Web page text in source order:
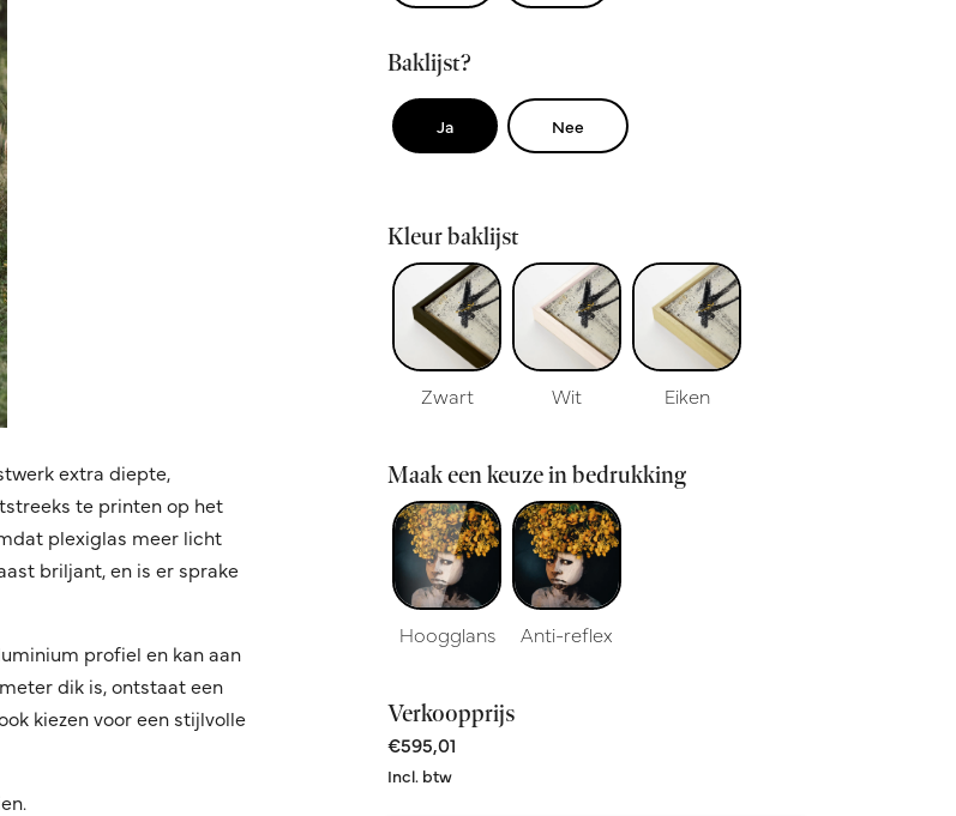
extra diepte,
te printen op het
plexiglas meer licht
briljant, en is er sprake
profiel en kan aan
dik is, ontstaat een
kiezen voor een stijlvolle
Baklijst?
Ja Nee
Kleur baklijst
Zwart Wit Eiken
Maak een keuze in bedrukking
Hoogglans Anti-reflex
Verkoopprijs
€595,01
Incl. btw